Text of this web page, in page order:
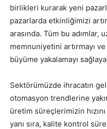
birlikleri kurarak yeni
pazarlarda etkinliğimizi
arasında. Tüm bu adımlar,
memnuniyetini artırmayı
büyüme yakalamayı
Sektörümüzde ihracatın
otomasyon trendlerine
üretim süreçlerimizin
yanı sıra, kalite kontrol